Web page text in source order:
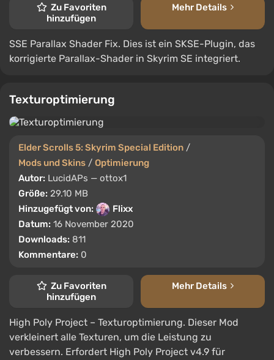
Zu Favoriten
hinzufügen
Mehr Details
SSE Parallax Shader Fix. Dies ist ein SKSE-Plugin, das
korrigierte Parallax-Shader in Skyrim SE integriert.
Texturoptimierung
Elder Scrolls 5: Skyrim Special Edition /
Mods und Skins / Optimierung
Autor: LucidAPs — ottox1
Größe: 29.10 MB
Hinzugefügt von:
Flixx
Datum: 16 November 2020
Downloads: 811
Kommentare: 0
Zu Favoriten
hinzufügen
Mehr Details
High Poly Project – Texturoptimierung. Dieser Mod
verkleinert alle Texturen, um die Leistung zu
verbessern. Erfordert High Poly Project v4.9 für